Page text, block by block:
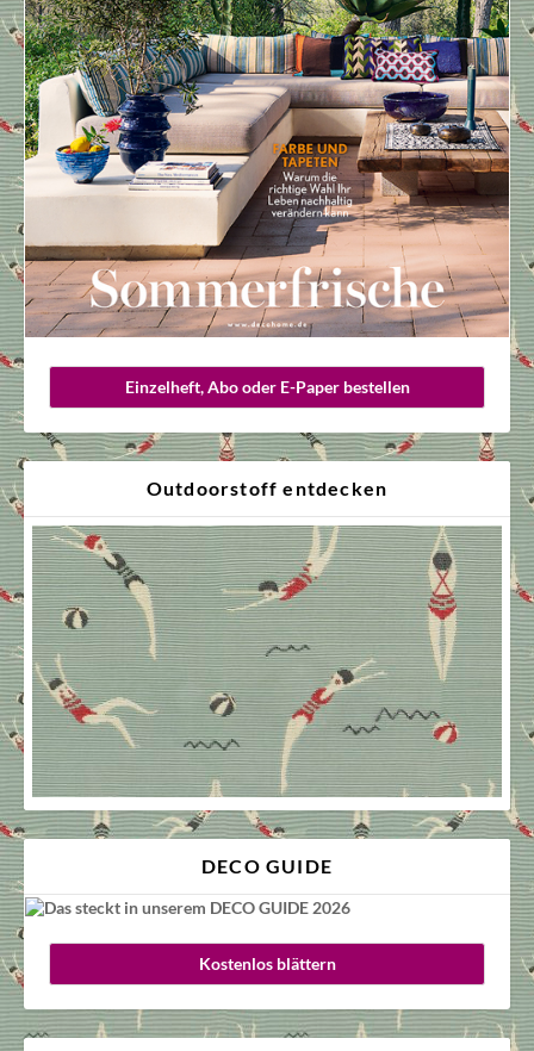
Einzelheft, Abo oder E-Paper bestellen
Outdoorstoff entdecken
DECO GUIDE
Kostenlos blättern